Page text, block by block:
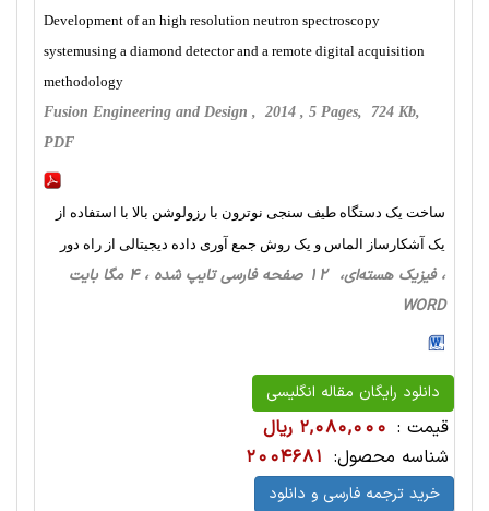
Development of an high resolution neutron spectroscopy
systemusing a diamond detector and a remote digital acquisition
methodology
Fusion Engineering and Design , 2014 , 5 Pages, 724 Kb,
PDF
ساخت یک دستگاه طیف سنجی نوترون با رزولوشن بالا با استفاده از
یک آشکارساز الماس و یک روش جمع آوری داده دیجیتالی از راه دور
، فیزیک‌ هسته‌ای، 12 صفحه فارسی تایپ شده ، 4 مگا بایت
WORD
دانلود رایگان مقاله انگلیسی
قیمت : 2,080,000 ریال
شناسه محصول: 2004681
خرید ترجمه فارسی و دانلود